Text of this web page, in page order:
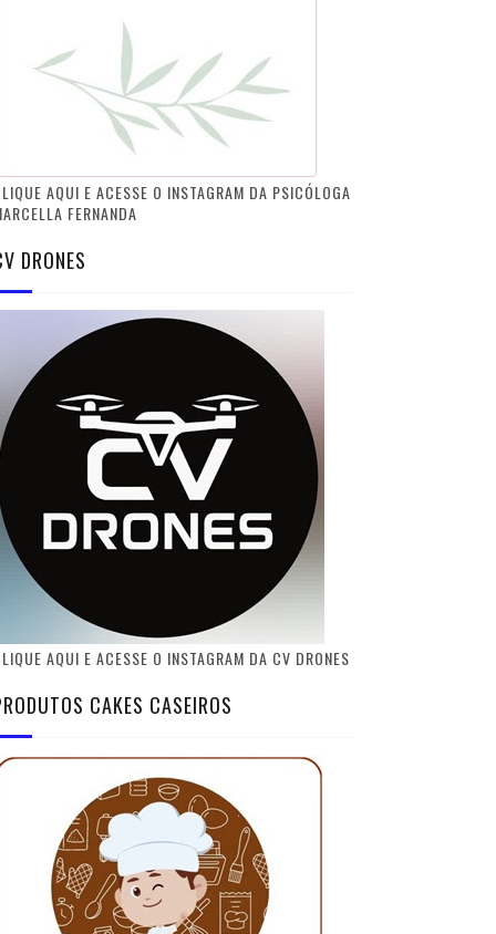
AQUI E ACESSE O INSTAGRAM DA PSICÓLOGA
FERNANDA
DRONES
AQUI E ACESSE O INSTAGRAM DA CV DRONES
CAKES CASEIROS